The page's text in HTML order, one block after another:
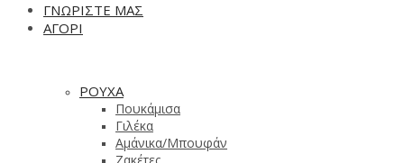
ΓΝΩΡΙΣΤΕ ΜΑΣ
ΑΓΟΡΙ
ΡΟΥΧΑ
Πουκάμισα
Γιλέκα
Αμάνικα/Μπουφάν